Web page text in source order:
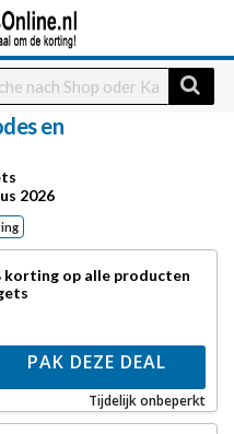
en
2026
op alle producten
PAK DEZE DEAL
Tijdelijk onbeperkt